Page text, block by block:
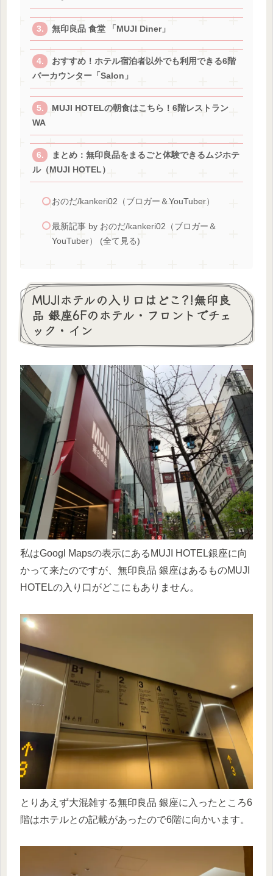
無印良品 食堂 「MUJI Diner」
おすすめ！ホテル宿泊者以外でも利用できる6階
バーカウンター「Salon」
MUJI HOTELの朝食はこちら！6階レストラン
WA
まとめ：無印良品をまるごと体験できるムジホテ
ル（MUJI HOTEL）
おのだ/kankeri02（ブロガー＆YouTuber）
最新記事 by おのだ/kankeri02（ブロガー＆
YouTuber） (全て見る)
MUJIホテルの入り口はどこ?!無印良
品 銀座6Fのホテル・フロントでチェ
ック・イン
私はGoogl Mapsの表示にあるMUJI HOTEL銀座に向
かって来たのですが、無印良品 銀座はあるものMUJI
HOTELの入り口がどこにもありません。
とりあえず大混雑する無印良品 銀座に入ったところ6
階はホテルとの記載があったので6階に向かいます。